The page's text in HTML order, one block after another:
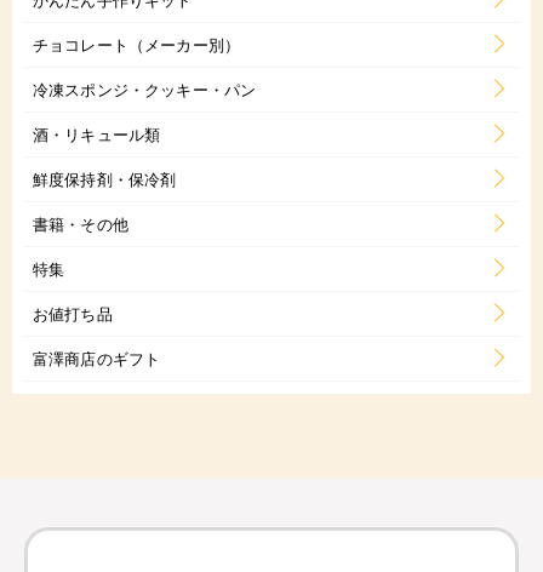
チョコレート（メーカー別）
冷凍スポンジ・クッキー・パン
酒・リキュール類
鮮度保持剤・保冷剤
書籍・その他
特集
お値打ち品
富澤商店のギフト